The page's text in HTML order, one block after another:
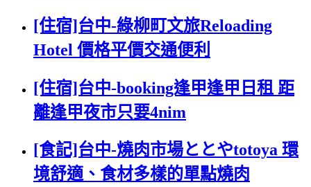
[住宿]台中-綠柳町文旅Reloading
Hotel 價格平價交通便利
[住宿]台中-booking逢甲逢甲日租 距
離逢甲夜市只要4nim
[食記]台中-燒肉市場ととやtotoya 環
境舒適、食材多樣的單點燒肉